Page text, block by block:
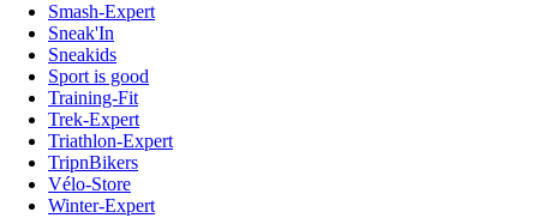
Smash-Expert
Sneak'In
Sneakids
Sport is good
Training-Fit
Trek-Expert
Triathlon-Expert
TripnBikers
Vélo-Store
Winter-Expert